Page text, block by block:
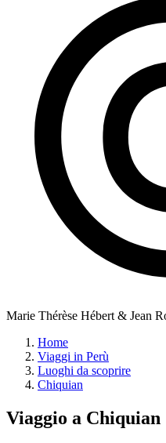
Marie Thérèse Hébert & Jean
Home
Viaggi in Perù
Luoghi da scoprire
Chiquian
Viaggio a Chiquian